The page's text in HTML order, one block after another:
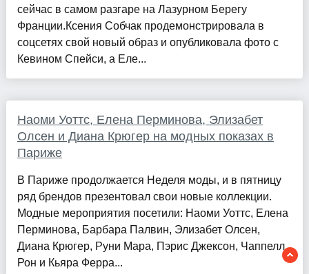
сейчас в самом разгаре на Лазурном Берегу
Франции.Ксения Собчак продемонстрировала в
соцсетях свой новый образ и опубликовала фото с
Кевином Спейси, а Еле...
Наоми Уоттс, Елена Перминова, Элизабет
Олсен и Диана Крюгер на модных показах в
Париже
В Париже продолжается Неделя моды, и в пятницу
ряд брендов презентовал свои новые коллекции.
Модные мероприятия посетили: Наоми Уоттс, Елена
Перминова, Барбара Палвин, Элизабет Олсен,
Диана Крюгер, Руни Мара, Пэрис Джексон, Чаппелл
Рон и Кьяра Ферра...